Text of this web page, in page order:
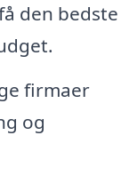
den bedste
firmaer
og